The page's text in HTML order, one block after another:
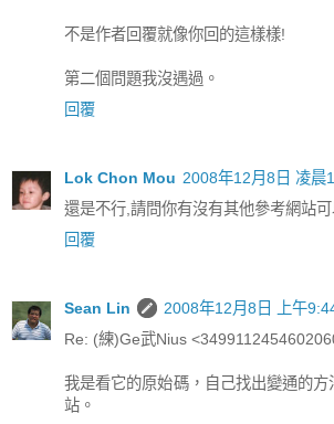
不是作者回覆就像你回的這樣樣!
第二個問題我沒遇過。
回覆
Lok Chon Mou 2008年12月8日 凌晨
還是不行,請問你有沒有其他參考網站
回覆
Sean Lin
2008年12月8日 上午
Re: (練)Ge武Nius
我是看它的原始碼，自己找出變通的方
站。